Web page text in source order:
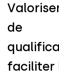
Valorise
de
qualifica
faciliter